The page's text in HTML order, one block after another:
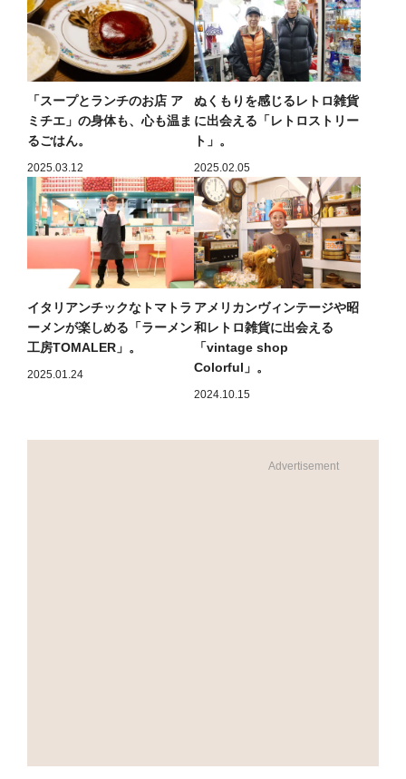
「スープとランチのお店 ア
ミチエ」の身体も、心も温ま
るごはん。
2025.03.12
ぬくもりを感じるレトロ雑貨
に出会える「レトロストリー
ト」。
2025.02.05
イタリアンチックなトマトラ
ーメンが楽しめる「ラーメン
工房TOMALER」。
2025.01.24
アメリカンヴィンテージや昭
和レトロ雑貨に出会える
「vintage shop
Colorful」。
2024.10.15
Advertisement